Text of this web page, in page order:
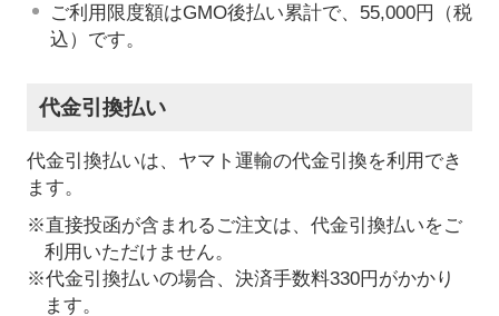
ご利用限度額はGMO後払い累計で、55,000円（税
込）です。
代金引換払い
代金引換払いは、ヤマト運輸の代金引換を利用でき
ます。
※直接投函が含まれるご注文は、代金引換払いをご
利用いただけません。
※代金引換払いの場合、決済手数料330円がかかり
ます。